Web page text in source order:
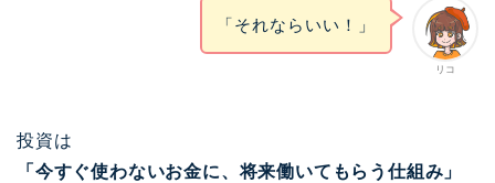
リコ
「それならいい！」
投資は
「今すぐ使わないお金に、将来働いてもらう仕組み」